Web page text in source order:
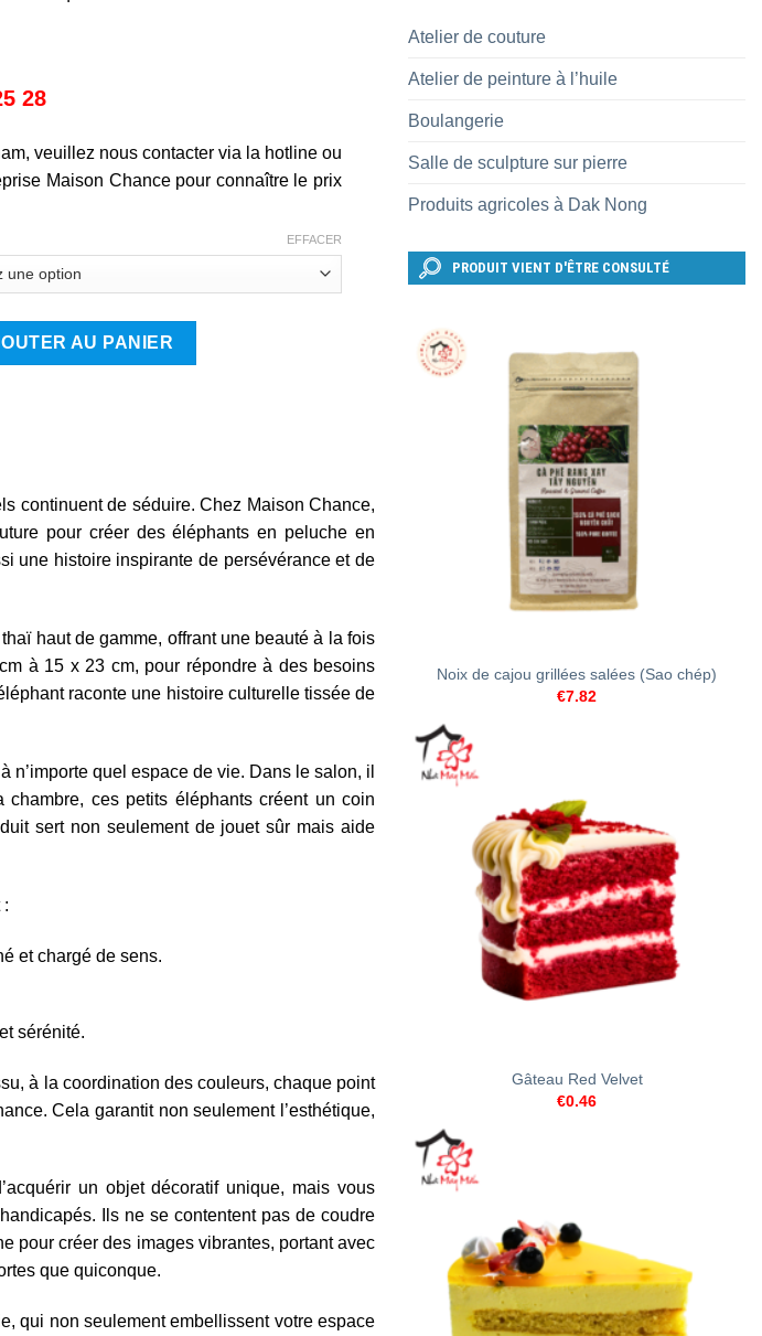
28
veuillez nous contacter via la hotline ou
Maison Chance pour connaître le prix
EFFACER
AU PANIER
continuent de séduire. Chez Maison Chance,
pour créer des éléphants en peluche en
une histoire inspirante de persévérance et de
haut de gamme, offrant une beauté à la fois
à 15 x 23 cm, pour répondre à des besoins
raconte une histoire culturelle tissée de
quel espace de vie. Dans le salon, il
ces petits éléphants créent un coin
sert non seulement de jouet sûr mais aide
:
et chargé de sens.
sérénité.
à la coordination des couleurs, chaque point
Cela garantit non seulement l’esthétique,
un objet décoratif unique, mais vous
Ils ne se contentent pas de coudre
pour créer des images vibrantes, portant avec
que quiconque.
qui non seulement embellissent votre espace
Atelier de couture
Atelier de peinture à l’huile
Boulangerie
Salle de sculpture sur pierre
Produits agricoles à Dak Nong
PRODUIT VIENT D'ÊTRE CONSULTÉ
Noix de cajou grillées salées (Sao chép)
€7.82
Gâteau Red Velvet
€0.46